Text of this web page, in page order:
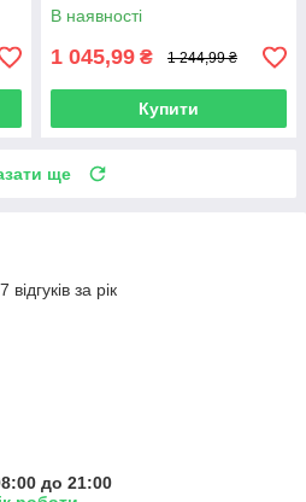
В наявності
1 045,99 ₴ 1 244,99 ₴
Купити
ще
за рік
до 21:00